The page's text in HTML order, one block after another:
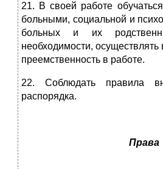
21. В своей работе
больными, социальной и
больных и их
необходимости,
преемственность в работе.
22. Соблюдать правила
распорядка.
Права